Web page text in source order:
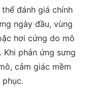
đánh giá chính
ngày đầu, vùng
hơi cứng do mô
phản ứng sưng
cảm giác mềm